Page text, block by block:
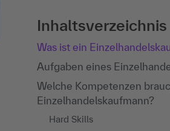
Inhaltsverzeichnis
Was ist ein
Aufgaben eines
Welche Kompetenzen
Einzelhandelskaufmann?
Hard Skills